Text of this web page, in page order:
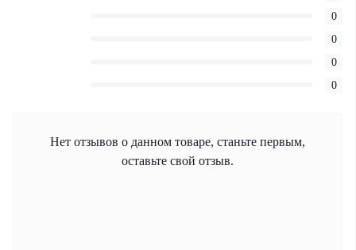
0
0
0
0
Нет отзывов о данном товаре, станьте первым,
оставьте свой отзыв.